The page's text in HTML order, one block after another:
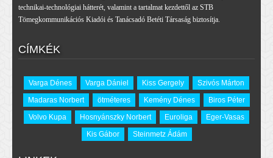
technikai-technológiai hátterét, valamint a tartalmat kezdettől az STB
Tömegkommunikációs Kiadói és Tanácsadó Betéti Társaság biztosítja.
CÍMKÉK
Varga Dénes Varga Dániel Kiss Gergely
Szivós Márton
Madaras Norbert
ötméteres Kemény Dénes
Biros Péter
Volvo Kupa
Hosnyánszky Norbert Euroliga
Eger-Vasas
Kis Gábor
Steinmetz Ádám